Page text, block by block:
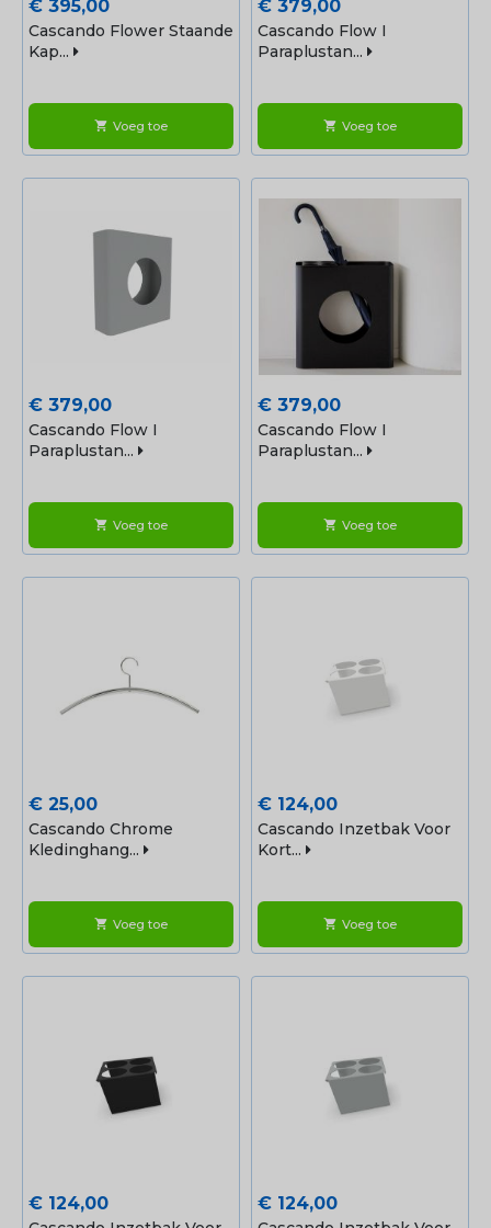
Prijs
€ 395,00
Cascando Flower Staande
Kap...
shopping_cart Voeg toe
Prijs
€ 379,00
Cascando Flow I
Paraplustan...
shopping_cart Voeg toe
Prijs
€ 379,00
Cascando Flow I
Paraplustan...
shopping_cart Voeg toe
Prijs
€ 379,00
Cascando Flow I
Paraplustan...
shopping_cart Voeg toe
Prijs
€ 25,00
Cascando Chrome
Kledinghang...
shopping_cart Voeg toe
Prijs
€ 124,00
Cascando Inzetbak Voor
Kort...
shopping_cart Voeg toe
Prijs
€ 124,00 Prijs
€ 124,00